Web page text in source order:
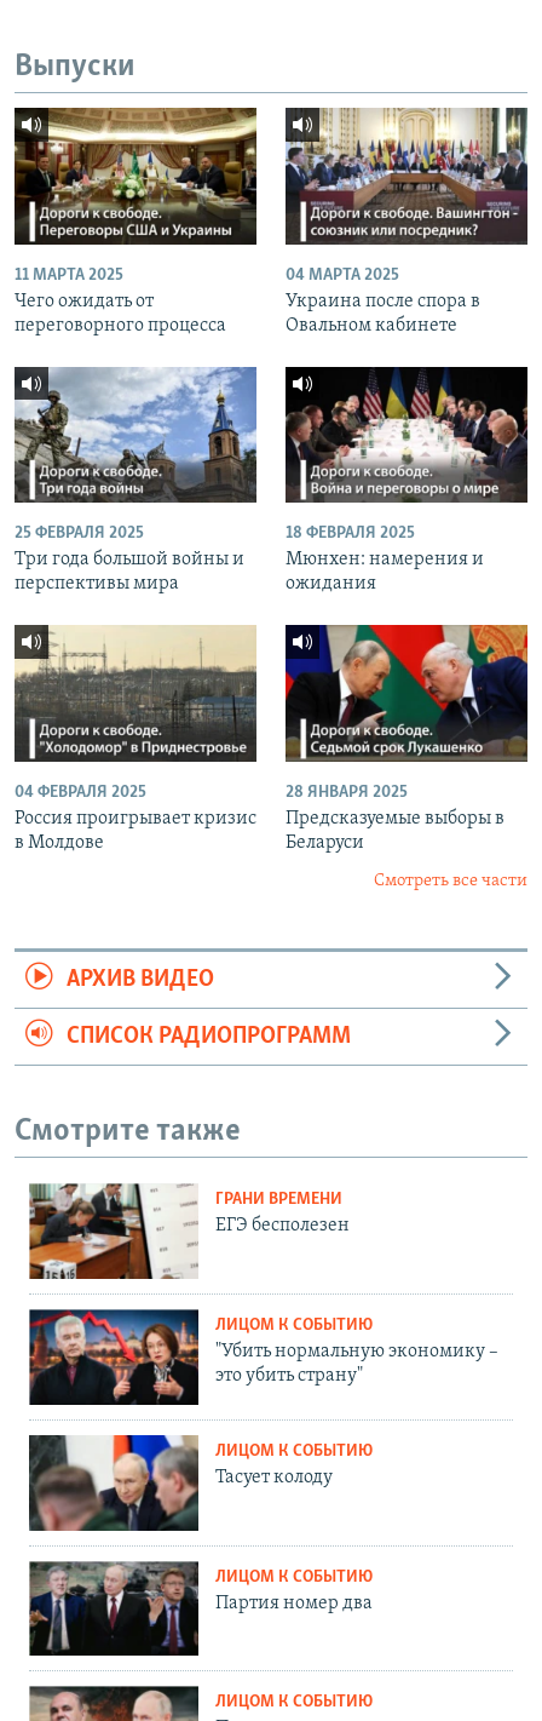
Выпуски
11 МАРТА 2025
Чего ожидать от
переговорного процесса
04 МАРТА 2025
Украина после спора в
Овальном кабинете
25 ФЕВРАЛЯ 2025
Три года большой войны и
перспективы мира
18 ФЕВРАЛЯ 2025
Мюнхен: намерения и
ожидания
04 ФЕВРАЛЯ 2025
Россия проигрывает кризис
в Молдове
28 ЯНВАРЯ 2025
Предсказуемые выборы в
Беларуси
Смотреть все части
АРХИВ ВИДЕО
СПИСОК РАДИОПРОГРАММ
Смотрите также
ГРАНИ ВРЕМЕНИ
ЕГЭ бесполезен
ЛИЦОМ К СОБЫТИЮ
"Убить нормальную экономику –
это убить страну"
ЛИЦОМ К СОБЫТИЮ
Тасует колоду
ЛИЦОМ К СОБЫТИЮ
Партия номер два
ЛИЦОМ К СОБЫТИЮ